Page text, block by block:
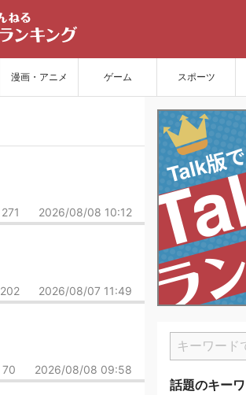
漫画・アニメ ゲーム スポーツ
271 2026/08/08 10:12
202 2026/08/07 11:49
70 2026/08/08 09:58
話題のキー